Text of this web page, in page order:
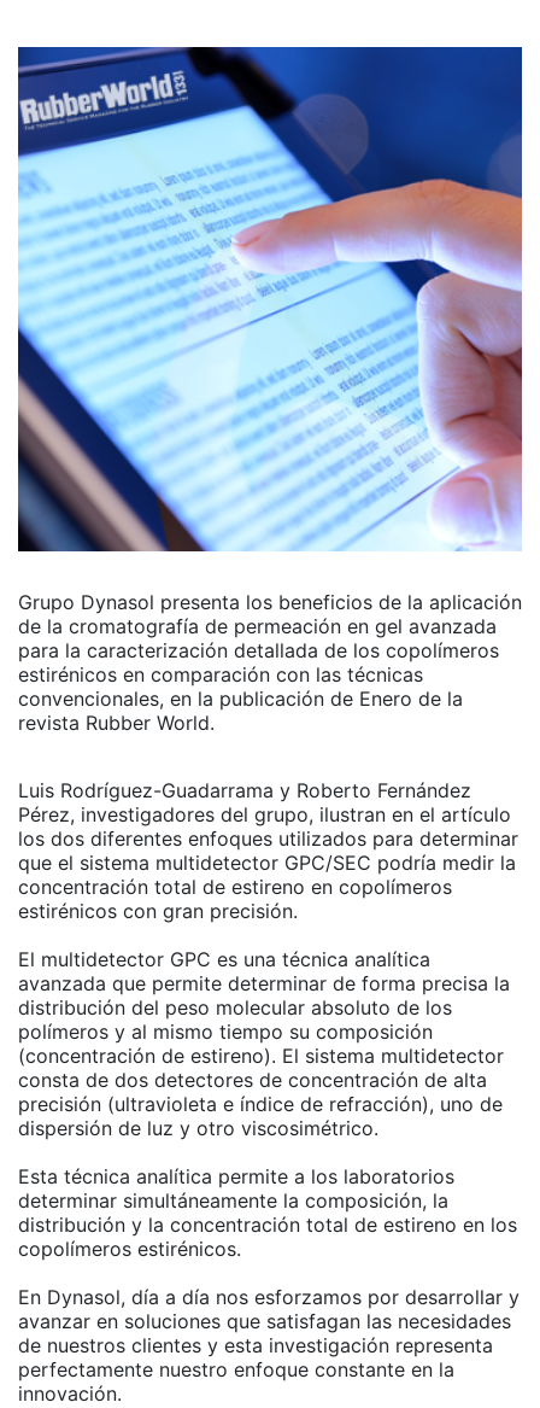
Grupo Dynasol presenta los beneficios de la aplicación
de la cromatografía de permeación en gel avanzada
para la caracterización detallada de los copolímeros
estirénicos en comparación con las técnicas
convencionales, en la publicación de Enero de la
revista Rubber World.
Luis Rodríguez-Guadarrama y Roberto Fernández
Pérez, investigadores del grupo, ilustran en el artículo
los dos diferentes enfoques utilizados para determinar
que el sistema multidetector GPC/SEC podría medir la
concentración total de estireno en copolímeros
estirénicos con gran precisión.
El multidetector GPC es una técnica analítica
avanzada que permite determinar de forma precisa la
distribución del peso molecular absoluto de los
polímeros y al mismo tiempo su composición
(concentración de estireno). El sistema multidetector
consta de dos detectores de concentración de alta
precisión (ultravioleta e índice de refracción), uno de
dispersión de luz y otro viscosimétrico.
Esta técnica analítica permite a los laboratorios
determinar simultáneamente la composición, la
distribución y la concentración total de estireno en los
copolímeros estirénicos.
En Dynasol, día a día nos esforzamos por desarrollar y
avanzar en soluciones que satisfagan las necesidades
de nuestros clientes y esta investigación representa
perfectamente nuestro enfoque constante en la
innovación.